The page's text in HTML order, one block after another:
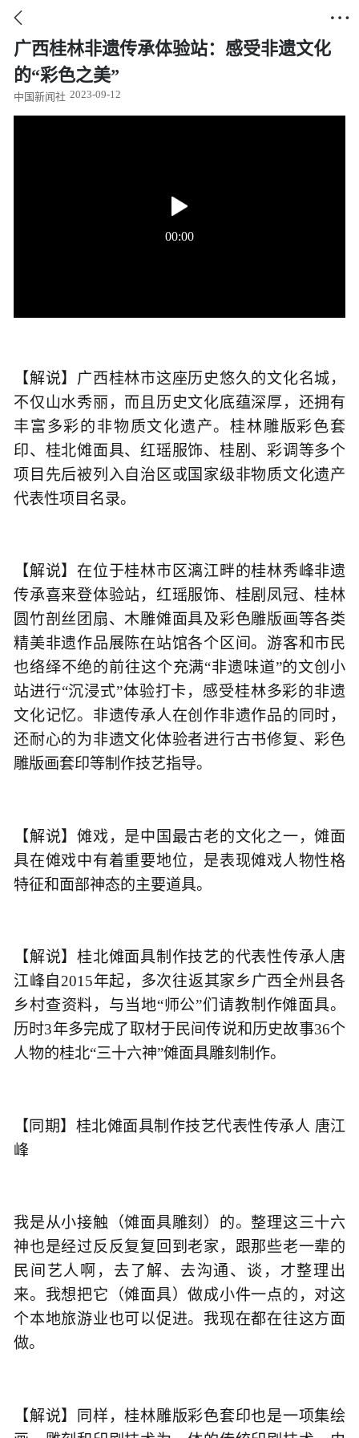
 
广西桂林非遗传承体验站：感受非遗文化
的“彩色之美”
中国新闻社 2023-09-12
00:00
【解说】广西桂林市这座历史悠久的文化名城，
不仅山水秀丽，而且历史文化底蕴深厚，还拥有
丰富多彩的非物质文化遗产。桂林雕版彩色套
印、桂北傩面具、红瑶服饰、桂剧、彩调等多个
项目先后被列入自治区或国家级非物质文化遗产
代表性项目名录。
【解说】在位于桂林市区漓江畔的桂林秀峰非遗
传承喜来登体验站，红瑶服饰、桂剧凤冠、桂林
圆竹剖丝团扇、木雕傩面具及彩色雕版画等各类
精美非遗作品展陈在站馆各个区间。游客和市民
也络绎不绝的前往这个充满“非遗味道”的文创小
站进行“沉浸式”体验打卡，感受桂林多彩的非遗
文化记忆。非遗传承人在创作非遗作品的同时，
还耐心的为非遗文化体验者进行古书修复、彩色
雕版画套印等制作技艺指导。
【解说】傩戏，是中国最古老的文化之一，傩面
具在傩戏中有着重要地位，是表现傩戏人物性格
特征和面部神态的主要道具。
【解说】桂北傩面具制作技艺的代表性传承人唐
江峰自2015年起，多次往返其家乡广西全州县各
乡村查资料，与当地“师公”们请教制作傩面具。
历时3年多完成了取材于民间传说和历史故事36个
人物的桂北“三十六神”傩面具雕刻制作。
【同期】桂北傩面具制作技艺代表性传承人 唐江
峰
我是从小接触（傩面具雕刻）的。整理这三十六
神也是经过反反复复回到老家，跟那些老一辈的
民间艺人啊，去了解、去沟通、谈，才整理出
来。我想把它（傩面具）做成小件一点的，对这
个本地旅游业也可以促进。我现在都在往这方面
做。
【解说】同样，桂林雕版彩色套印也是一项集绘